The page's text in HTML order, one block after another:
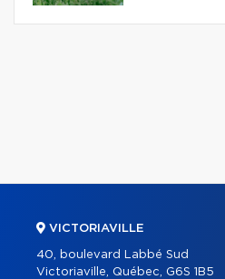
VICTORIAVILLE
40, boulevard Labbé Sud
Victoriaville, Québec, G6S 1B5